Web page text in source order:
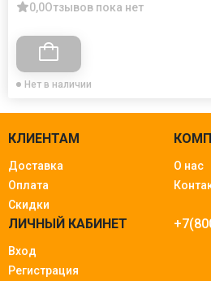
0,0Отзывов пока нет
Нет в наличии
КЛИЕНТАМ
Доставка
Оплата
Скидки
О нас
ЛИЧНЫЙ КАБИНЕТ
Вход
Регистрация